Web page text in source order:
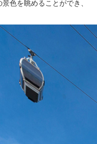
色を眺めることができ、